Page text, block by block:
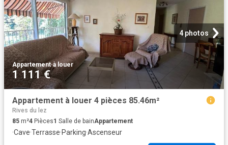
4 photos
Appartement·à louer
1 111 €
Appartement à louer 4 pièces 85.46m²
Rives du lez
85 m²4 Pièces1 Salle de bainAppartement
·Cave·Terrasse·Parking·Ascenseur